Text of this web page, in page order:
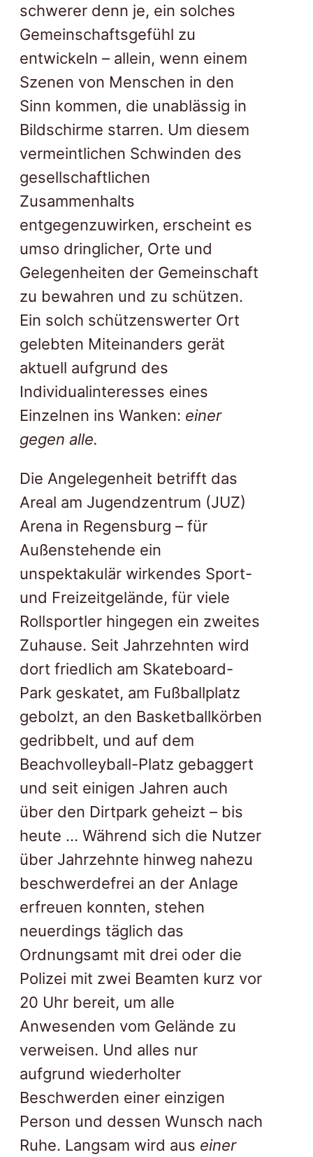
schwerer denn je, ein solches
Gemeinschaftsgefühl zu
entwickeln – allein, wenn einem
Szenen von Menschen in den
Sinn kommen, die unablässig in
Bildschirme starren. Um diesem
vermeintlichen Schwinden des
gesellschaftlichen
Zusammenhalts
entgegenzuwirken, erscheint es
umso dringlicher, Orte und
Gelegenheiten der Gemeinschaft
zu bewahren und zu schützen.
Ein solch schützenswerter Ort
gelebten Miteinanders gerät
aktuell aufgrund des
Individualinteresses eines
Einzelnen ins Wanken: einer
gegen alle.
Die Angelegenheit betrifft das
Areal am Jugendzentrum (JUZ)
Arena in Regensburg – für
Außenstehende ein
unspektakulär wirkendes Sport-
und Freizeitgelände, für viele
Rollsportler hingegen ein zweites
Zuhause. Seit Jahrzehnten wird
dort friedlich am Skateboard-
Park geskatet, am Fußballplatz
gebolzt, an den Basketballkörben
gedribbelt, und auf dem
Beachvolleyball-Platz gebaggert
und seit einigen Jahren auch
über den Dirtpark geheizt – bis
heute … Während sich die Nutzer
über Jahrzehnte hinweg nahezu
beschwerdefrei an der Anlage
erfreuen konnten, stehen
neuerdings täglich das
Ordnungsamt mit drei oder die
Polizei mit zwei Beamten kurz vor
20 Uhr bereit, um alle
Anwesenden vom Gelände zu
verweisen. Und alles nur
aufgrund wiederholter
Beschwerden einer einzigen
Person und dessen Wunsch nach
Ruhe. Langsam wird aus einer